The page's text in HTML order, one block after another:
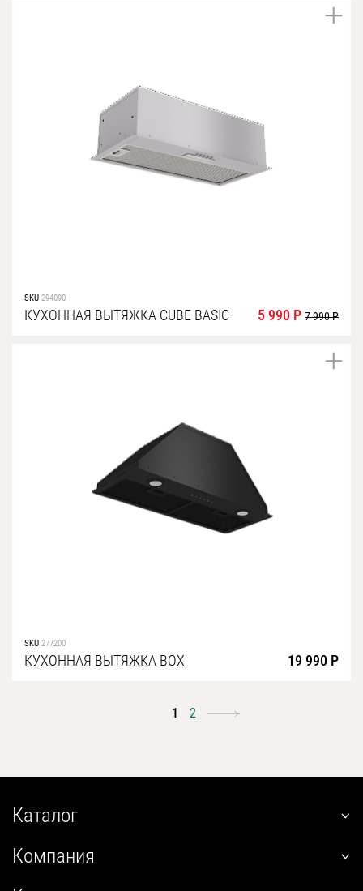
SKU 294090
КУХОННАЯ ВЫТЯЖКА CUBE BASIC 5 990 Р 7 990 Р
SKU 277200
КУХОННАЯ ВЫТЯЖКА BOX 19 990 Р
1 2
Каталог
встраиваемые
Компания